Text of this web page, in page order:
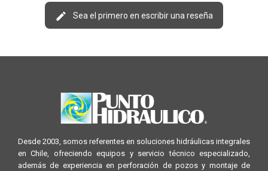
Sea el primero en escribir una reseña
Desde 2003, somos referentes en soluciones hidráulicas integrales
en Chile, ofreciendo equipos y servicio técnico especializado,
además de experiencia en perforación de pozos y montaje de